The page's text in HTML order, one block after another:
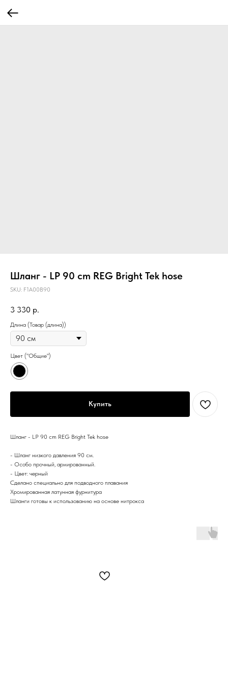
Шланг - LP 90 cm REG Bright Tek hose
SKU: F1A00B90
3 330 р.
Длина (Товар (длина))
Цвет ("Общие")
Купить
Шланг - LP 90 cm REG Bright Tek hose
- Шланг низкого давления 90 см.
- Особо прочный, армированный.
- Цвет: черный
Сделано специально для подводного плавания
Хромированная латунная фурнитура
Шланги готовы к использованию на основе нитрокса